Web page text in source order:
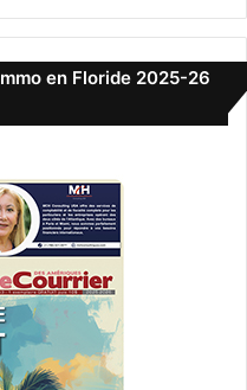
en Floride 2025-26